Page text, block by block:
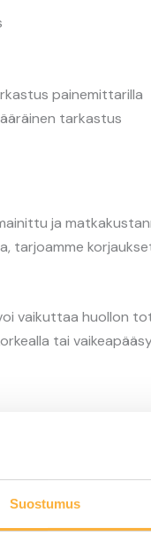
Suostumus
painemittarilla
tarkastus
ja
tarjoamme
vaikuttaa huollon
tai
toiminnan
optimaalisena
terveellisemmän